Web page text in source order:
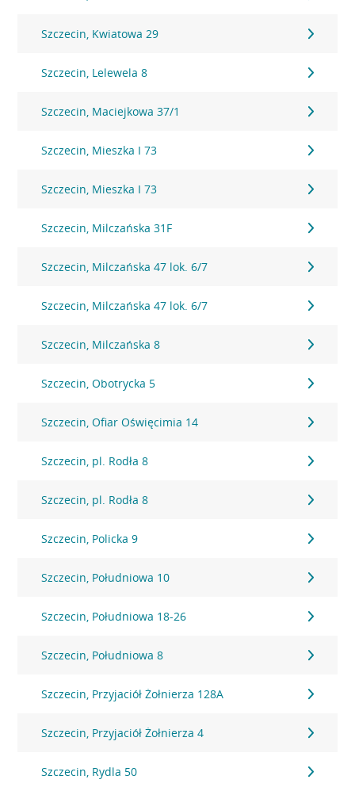
Szczecin, Kwiatowa 29
Szczecin, Lelewela 8
Szczecin, Maciejkowa 37/1
Szczecin, Mieszka I 73
Szczecin, Mieszka I 73
Szczecin, Milczańska 31F
Szczecin, Milczańska 47 lok. 6/7
Szczecin, Milczańska 47 lok. 6/7
Szczecin, Milczańska 8
Szczecin, Obotrycka 5
Szczecin, Ofiar Oświęcimia 14
Szczecin, pl. Rodła 8
Szczecin, pl. Rodła 8
Szczecin, Policka 9
Szczecin, Południowa 10
Szczecin, Południowa 18-26
Szczecin, Południowa 8
Szczecin, Przyjaciół Żołnierza 128A
Szczecin, Przyjaciół Żołnierza 4
Szczecin, Rydla 50